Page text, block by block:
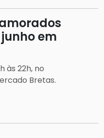
em
às 22h, no
Bretas.